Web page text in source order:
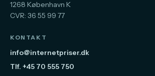
1268 København K
CVR: 36 55 99 77
KONTAKT
info@internetpriser.dk
Tlf. +45 70 555 750